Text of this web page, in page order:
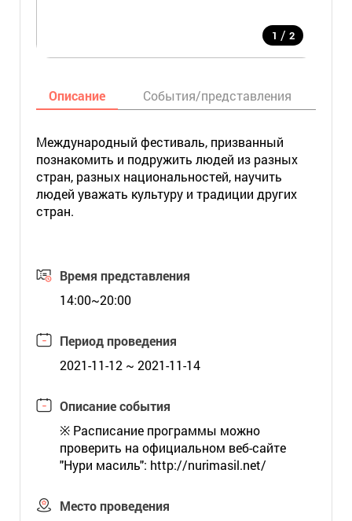
1 / 2
Описание События/представления
Международный фестиваль, призванный
познакомить и подружить людей из разных
стран, разных национальностей, научить
людей уважать культуру и традиции других
стран.
Время представления
14:00~20:00
Период проведения
2021-11-12 ~ 2021-11-14
Описание события
※ Расписание программы можно
проверить на официальном веб-сайте
"Нури масиль": http://nurimasil.net/
Место проведения